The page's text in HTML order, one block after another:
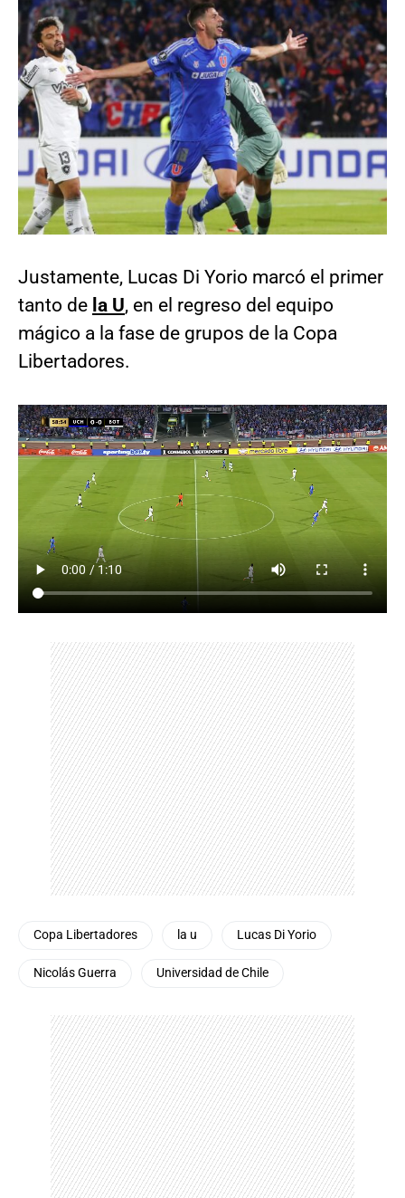
Justamente, Lucas Di Yorio marcó el primer
tanto de la U, en el regreso del equipo
mágico a la fase de grupos de la Copa
Libertadores.
Copa Libertadores la u Lucas Di Yorio
Nicolás Guerra Universidad de Chile